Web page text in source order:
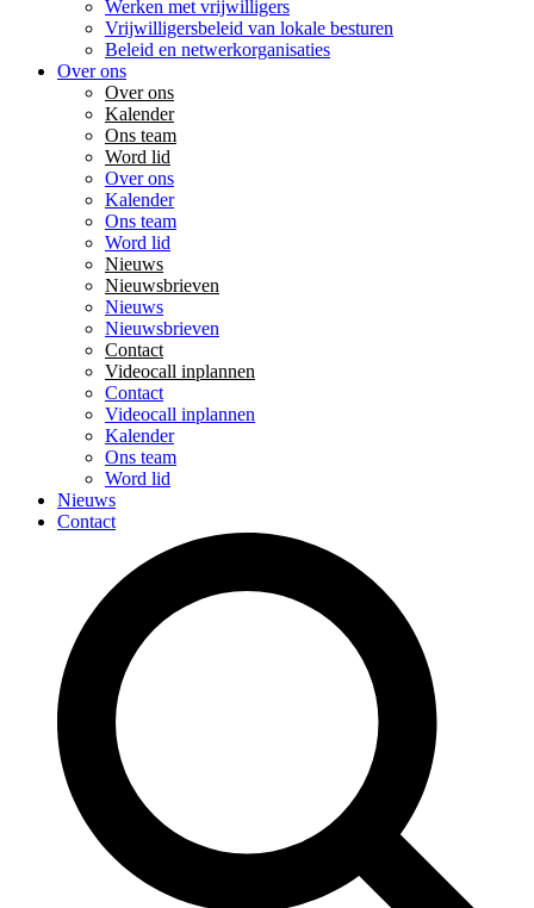
Werken met vrijwilligers
Vrijwilligersbeleid van lokale besturen
Beleid en netwerkorganisaties
Over ons
Over ons
Kalender
Ons team
Word lid
Over ons
Kalender
Ons team
Word lid
Nieuws
Nieuwsbrieven
Nieuws
Nieuwsbrieven
Contact
Videocall inplannen
Contact
Videocall inplannen
Kalender
Ons team
Word lid
Nieuws
Contact